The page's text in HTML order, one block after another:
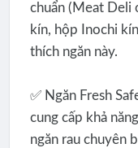
chuẩn (Meat Deli
kín, hộp Inochi
thích ngăn này.
✅ Ngăn Fresh
cung cấp khả
ngăn rau chuyên